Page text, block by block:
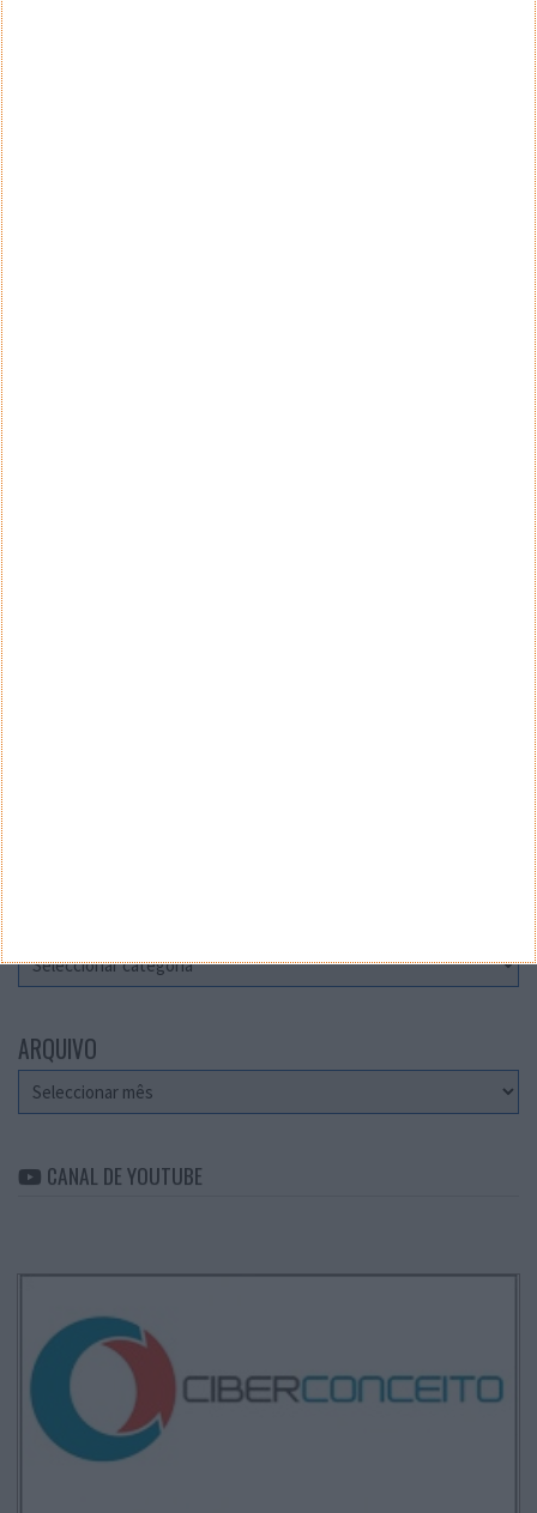
ARQUIVO
Arquivo
CANAL DE YOUTUBE